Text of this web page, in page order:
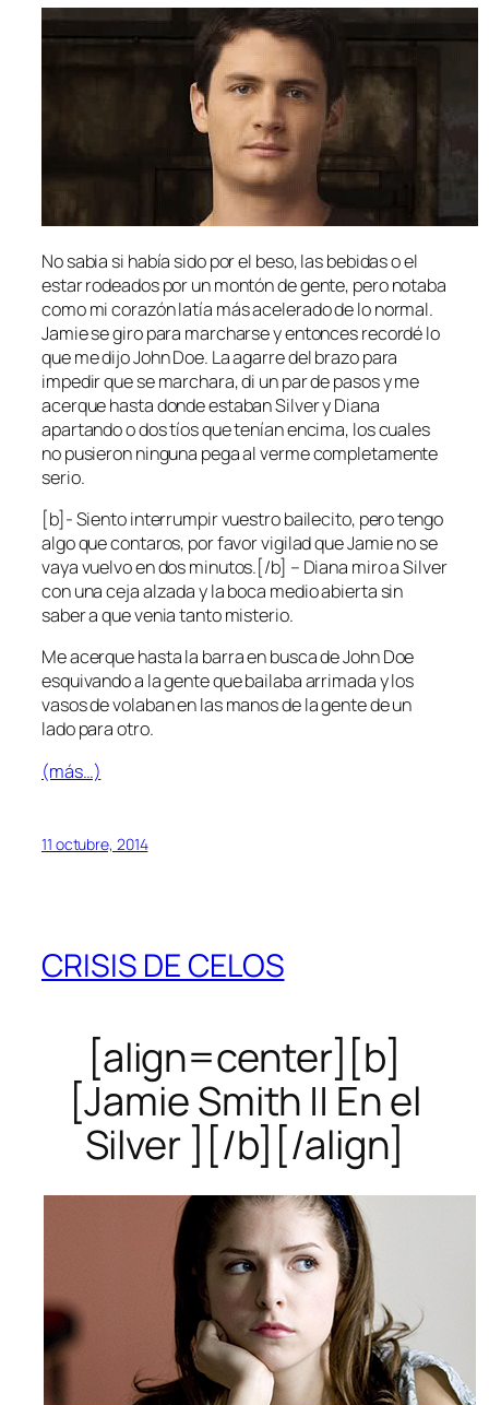
No sabia si había sido por el beso, las bebidas o el
estar rodeados por un montón de gente, pero notaba
como mi corazón latía más acelerado de lo normal.
Jamie se giro para marcharse y entonces recordé lo
que me dijo John Doe. La agarre del brazo para
impedir que se marchara, di un par de pasos y me
acerque hasta donde estaban Silver y Diana
apartando o dos tíos que tenían encima, los cuales
no pusieron ninguna pega al verme completamente
serio.
[b]- Siento interrumpir vuestro bailecito, pero tengo
algo que contaros, por favor vigilad que Jamie no se
vaya vuelvo en dos minutos.[/b] – Diana miro a Silver
con una ceja alzada y la boca medio abierta sin
saber a que venia tanto misterio.
Me acerque hasta la barra en busca de John Doe
esquivando a la gente que bailaba arrimada y los
vasos de volaban en las manos de la gente de un
lado para otro.
(más…)
11 octubre, 2014
CRISIS DE CELOS
[align=center][b]
[Jamie Smith || En el
Silver ][/b][/align]